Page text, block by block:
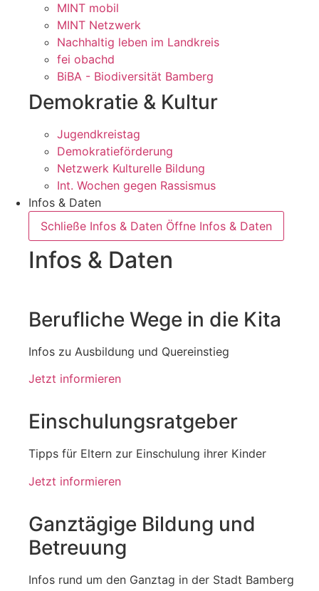
MINT mobil
MINT Netzwerk
Nachhaltig leben im Landkreis
fei obachd
BiBA - Biodiversität Bamberg
Demokratie & Kultur
Jugendkreistag
Demokratieförderung
Netzwerk Kulturelle Bildung
Int. Wochen gegen Rassismus
Infos & Daten
Schließe Infos & Daten Öffne Infos & Daten
Infos & Daten
Berufliche Wege in die Kita
Infos zu Ausbildung und Quereinstieg
Jetzt informieren
Einschulungsratgeber
Tipps für Eltern zur Einschulung ihrer Kinder
Jetzt informieren
Ganztägige Bildung und
Betreuung
Infos rund um den Ganztag in der Stadt Bamberg